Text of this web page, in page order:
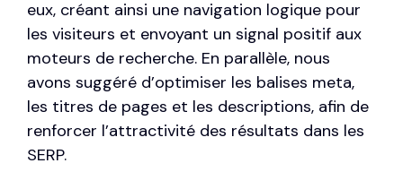
eux, créant ainsi une navigation logique pour
les visiteurs et envoyant un signal positif aux
moteurs de recherche. En parallèle, nous
avons suggéré d’optimiser les balises meta,
les titres de pages et les descriptions, afin de
renforcer l’attractivité des résultats dans les
SERP.